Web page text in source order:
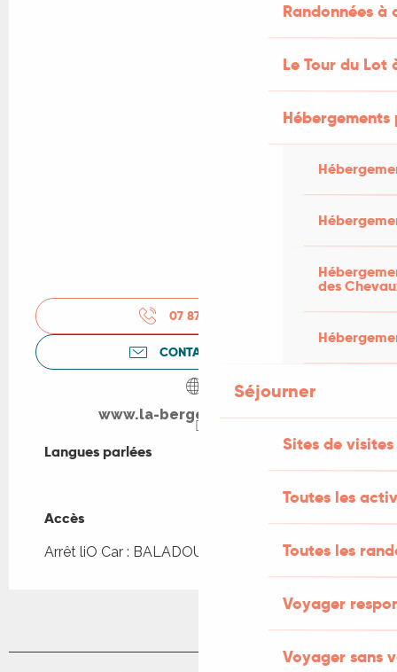
Randonnées
Le Tour du Lot
des
Séjourner
Sites de visites
Toutes les
Toutes les
Voyager
Voyager sans
07 87 26 54
CONTACTEZ-NOUS
www.la-bergerie-martel.fr
Langues parlées
Langues parlées
Accès
Accès
Arrêt liO Car : BALADOU - Bourg à 2km